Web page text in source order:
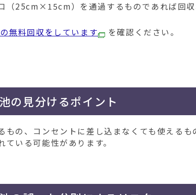
（25cm×15cm）を通過するものであれば回
無料回収をしています を確認ください。
の見分けるポイント
もの、コンセントに差し込まなくても使える
いる可能性があります。